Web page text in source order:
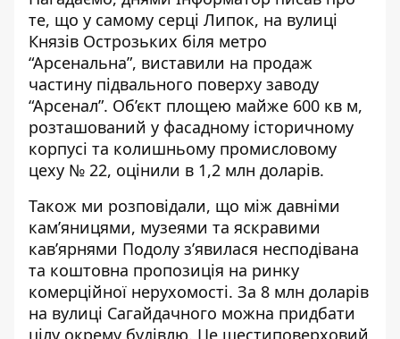
те, що у самому серці Липок, на вулиці
Князів Острозьких біля метро
“Арсенальна”, виставили на продаж
частину підвального поверху заводу
“Арсенал”. Об’єкт площею майже 600 кв м,
розташований у фасадному історичному
корпусі та колишньому промисловому
цеху № 22, оцінили в 1,2 млн доларів.
Також ми розповідали, що між давніми
кам’яницями, музеями та яскравими
кав’ярнями Подолу з’явилася несподівана
та коштовна пропозиція на ринку
комерційної нерухомості. За 8 млн доларів
на вулиці Сагайдачного можна придбати
цілу окрему будівлю. Це шестиповерховий